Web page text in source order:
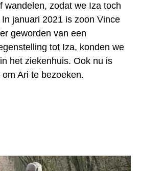
wandelen, zodat we Iza toch
januari 2021 is zoon Vince
geworden van een
tot Iza, konden we
het ziekenhuis. Ook nu is
Ari te bezoeken.